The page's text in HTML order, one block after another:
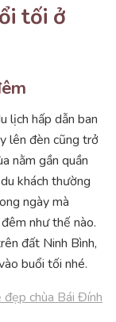
tối ở
lịch hấp dẫn ban
lên đèn cũng trở
nằm gần quần
khách thường
ngày mà
như thế nào.
đất Ninh Bình,
buổi tối nhé.